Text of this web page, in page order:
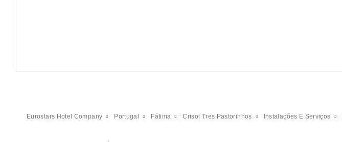
Eurostars Hotel Company Portugal Fátima Crisol Tres Pastorinhos Instalações E Serviços